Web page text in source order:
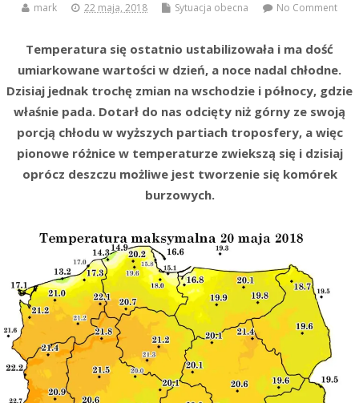
mark 22 maja, 2018 Sytuacja obecna No Comment
Temperatura się ostatnio ustabilizowała i ma dość
umiarkowane wartości w dzień, a noce nadal chłodne.
Dzisiaj jednak trochę zmian na wschodzie i północy, gdzie
właśnie pada. Dotarł do nas odcięty niż górny ze swoją
porcją chłodu w wyższych partiach troposfery, a więc
pionowe różnice w temperaturze zwiekszą się i dzisiaj
oprócz deszczu możliwe jest tworzenie się komórek
burzowych.